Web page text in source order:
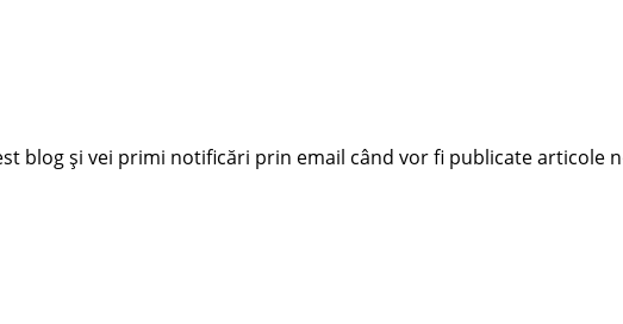
blog și vei primi notificări prin email când vor fi publicate articole